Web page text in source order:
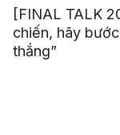
[FINAL TALK
chiến, hãy
thắng”